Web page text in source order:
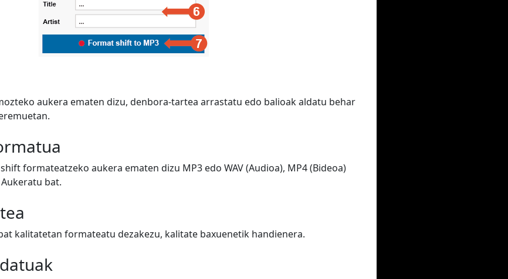
aukera ematen dizu, denbora-tartea arrastatu edo balioak aldatu behar
formateatzeko aukera ematen dizu MP3 edo WAV (Audioa), MP4 (Bideoa)
bat.
kalitatetan formateatu dezakezu, kalitate baxuenetik handienera.